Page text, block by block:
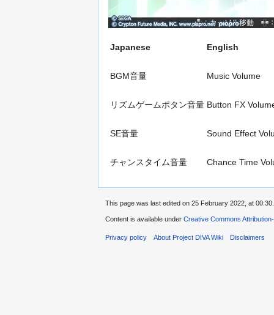
Japanese English
BGM音量 Music Volume
リズムゲームポタン音量 Button FX
SE音量 Sound Effect
チャンスタイム音量 Chance Time
This page was last edited on 25 February 2022, at 00:30.
Content is available under Creative Commons
Privacy policy About Project DIVA Wiki Disclaimers